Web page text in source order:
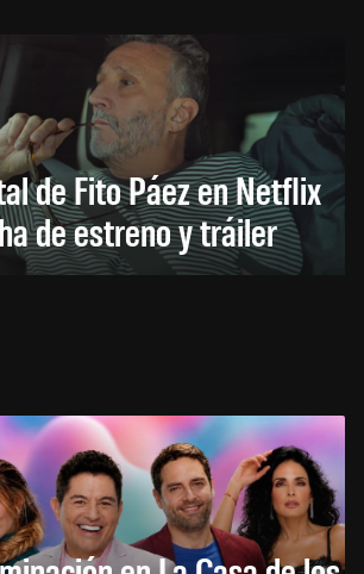
de Fito Páez en Netflix
de estreno y tráiler